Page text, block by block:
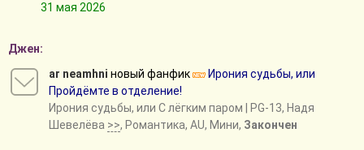
31 мая 2026
Джен:
ar neamhni новый фанфик
Ирония судьбы, или
Пройдёмте в отделение!
Ирония судьбы, или С лёгким паром | PG-13, Надя
Шевелёва >>, Романтика, AU, Мини, Закончен